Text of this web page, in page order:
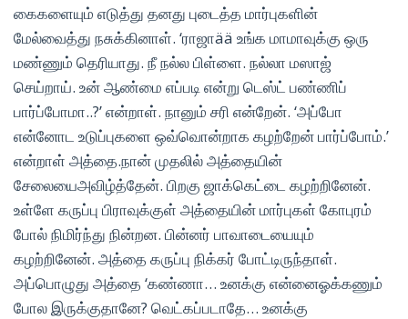
கைகளையும் எடுத்து தனது புடைத்த மார்புகளின்
மேல்வைத்து நசுக்கினாள். ‘ராஜாää உங்க மாமாவுக்கு ஒரு
மண்ணும் தெரியாது. நீ நல்ல பிள்ளை. நல்லா மஸாஜ்
செய்றாய். உன் ஆண்மை எப்படி என்று டெஸ்ட் பண்ணிப்
பார்ப்போமா..?’ என்றாள். நானும் சரி என்றேன். ‘அப்போ
என்னோட உடுப்புகளை ஒவ்வொன்றாக கழற்றேன் பார்ப்போம்.’
என்றாள் அத்தை.நான் முதலில் அத்தையின்
சேலையைஅவிழ்த்தேன். பிறகு ஜாக்கெட்டை கழற்றினேன்.
உள்ளே கருப்பு பிராவுக்குள் அத்தையின் மார்புகள் கோபுரம்
போல் நிமிர்ந்து நின்றன. பின்னர் பாவாடையையும்
கழற்றினேன். அத்தை கருப்பு நிக்கர் போட்டிருந்தாள்.
அப்பொழுது அத்தை ‘கண்ணா… உனக்கு என்னைஓக்கணும்
போல இருக்குதானே? வெட்கப்படாதே… உனக்கு